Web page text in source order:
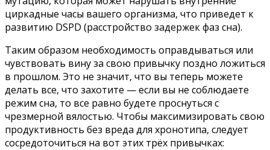
циркадные часы вашего организма, что приведет к
развитию DSPD (расстройство задержек фаз сна).
Таким образом необходимость оправдываться или
чувствовать вину за свою привычку поздно ложиться
в прошлом. Это не значит, что вы теперь можете
делать все, что захотите — если вы не соблюдаете
режим сна, то все равно будете проснуться с
чрезмерной вялостью. Чтобы максимизировать свою
продуктивность без вреда для хронотипа, следует
сосредоточиться на вот этих трёх привычках: